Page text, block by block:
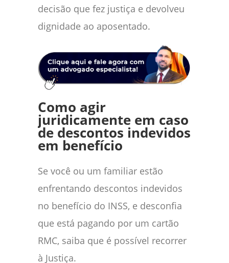
decisão que fez justiça e devolveu
dignidade ao aposentado.
Como agir
juridicamente em caso
de descontos indevidos
em benefício
Se você ou um familiar estão
enfrentando descontos indevidos
no benefício do INSS, e desconfia
que está pagando por um cartão
RMC, saiba que é possível recorrer
à Justiça.